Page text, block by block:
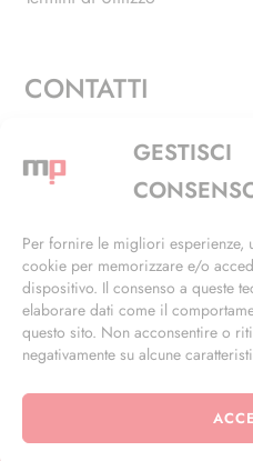
GESTISCI
Per fornire le migliori esperienze,
cookie per memorizzare e/o
dispositivo. Il consenso a queste
elaborare dati come il
questo sito. Non acconsentire o
negativamente su alcune
CONTATTI
Via Alfieri, 27 -
+39 02 4846 3155
info@masterphil.it